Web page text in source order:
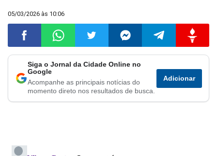
05/03/2026 às 10:06
Compartilhar
no
Compartilhar
no
Compartilhar
no
Compartilhar
no
Compartilhar
no
no
Siga o Jornal da Cidade Online no
Google
Acompanhe as principais notícias do
momento direto nos resultados de busca.
Adicionar